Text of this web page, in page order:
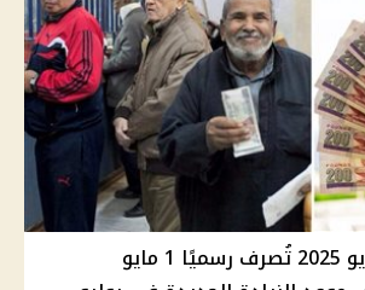
معاشات شهر مايو 2025 تُصرف رسميًا 1 مايو